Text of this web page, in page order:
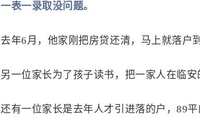
一表一录取没问题。
去年6月，他家刚把房贷还清，马上就落户
另一位家长为了孩子读书，把一家人在临
还有一位家长是去年人才引进落的户，89